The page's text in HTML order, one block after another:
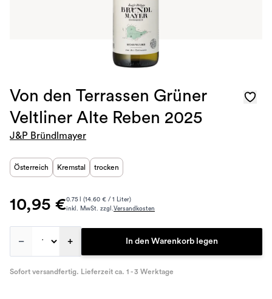
Von den Terrassen Grüner
Veltliner Alte Reben 2025
J&P Bründlmayer
Österreich Kremstal trocken
10,95 €0.75 l (14.60 € / 1 Liter)
inkl. MwSt. zzgl.Versandkosten
– + In den Warenkorb legen
Sofort versandfertig. Lieferzeit ca. 1 - 3 Werktage